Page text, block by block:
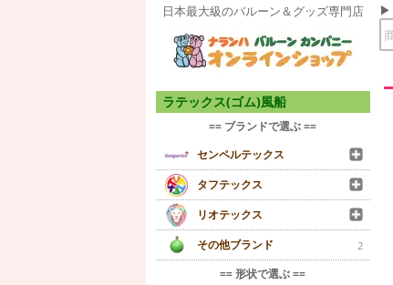
日本最大級のバルーン＆グッズ専門店
ラテックス(ゴム)風船
== ブランドで選ぶ ==
センペルテックス
タフテックス
リオテックス
その他ブランド
2
== 形状で選ぶ ==